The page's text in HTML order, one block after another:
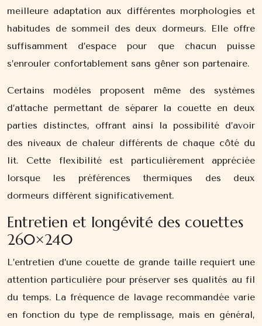
meilleure adaptation aux différentes morphologies et
habitudes de sommeil des deux dormeurs. Elle offre
suffisamment d’espace pour que chacun puisse
s’enrouler confortablement sans gêner son partenaire.
Certains modèles proposent même des systèmes
d’attache permettant de séparer la couette en deux
parties distinctes, offrant ainsi la possibilité d’avoir
des niveaux de chaleur différents de chaque côté du
lit. Cette flexibilité est particulièrement appréciée
lorsque les préférences thermiques des deux
dormeurs diffèrent significativement.
Entretien et longévité des couettes
260×240
L’entretien d’une couette de grande taille requiert une
attention particulière pour préserver ses qualités au fil
du temps. La fréquence de lavage recommandée varie
en fonction du type de remplissage, mais en général,